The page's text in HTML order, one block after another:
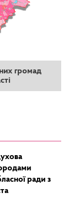
громад
ради з